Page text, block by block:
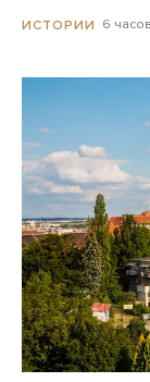
ИСТОРИИ 6